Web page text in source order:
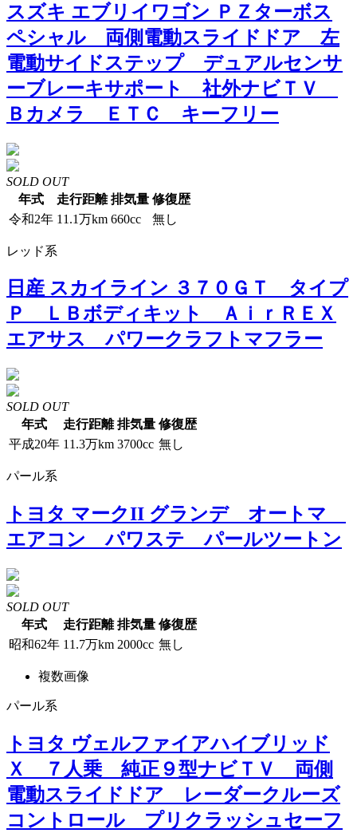
スズキ エブリイワゴン ＰＺターボス
ペシャル 両側電動スライドドア 左
電動サイドステップ デュアルセンサ
ーブレーキサポート 社外ナビＴＶ
Ｂカメラ ＥＴＣ キーフリー
SOLD OUT
年式
走行距離 排気量 修復歴
令和2年 11.1万km 660cc 無し
レッド系
日産 スカイライン ３７０ＧＴ タイプ
Ｐ ＬＢボディキット ＡｉｒＲＥＸ
エアサス パワークラフトマフラー
SOLD OUT
年式
走行距離 排気量 修復歴
平成20年 11.3万km 3700cc 無し
パール系
トヨタ マークII グランデ オートマ
エアコン パワステ パールツートン
SOLD OUT
年式
走行距離 排気量 修復歴
昭和62年 11.7万km 2000cc 無し
複数画像
パール系
トヨタ ヴェルファイアハイブリッド
Ｘ ７人乗 純正９型ナビＴＶ 両側
電動スライドドア レーダークルーズ
コントロール プリクラッシュセーフ